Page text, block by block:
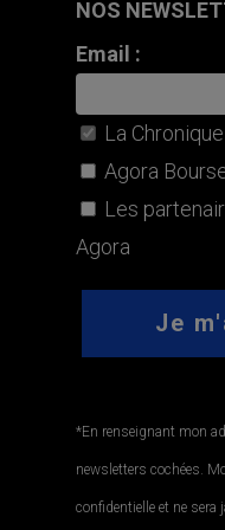
NOS
Email :
La
Agora
Les
Agora
*En renseignant mon
newsletters cochées.
confidentielle et ne sera